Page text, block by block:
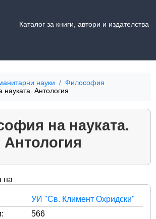
Каталог за книги, автори и издателства
науки
Философия
Антология
на науката.
Антология
УИ "Св. Климент Охридски"
566